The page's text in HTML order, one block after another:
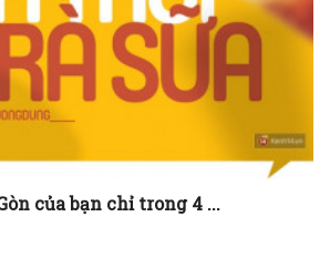
của bạn chỉ trong 4 ...